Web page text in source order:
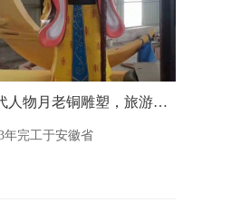
古代人物月老铜雕塑，旅游区景观雕塑
年完工于安徽省